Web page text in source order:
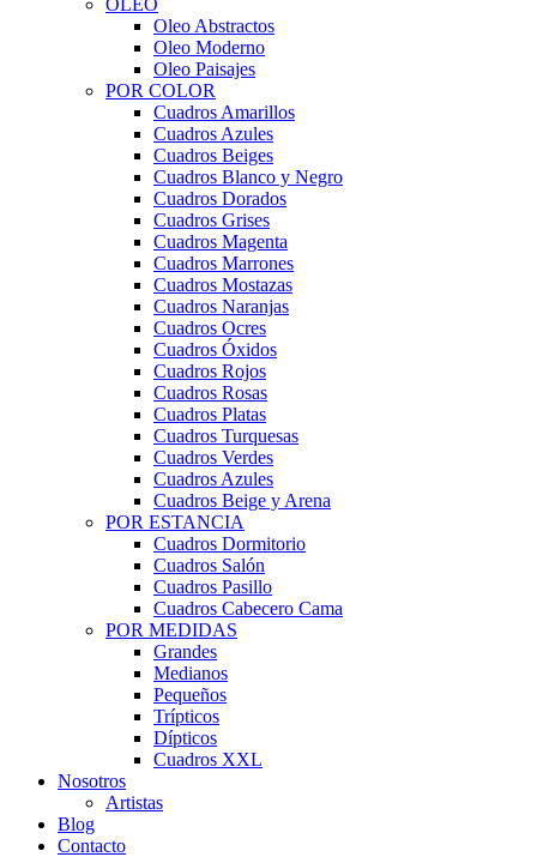
OLEO
Oleo Abstractos
Oleo Moderno
Oleo Paisajes
POR COLOR
Cuadros Amarillos
Cuadros Azules
Cuadros Beiges
Cuadros Blanco y Negro
Cuadros Dorados
Cuadros Grises
Cuadros Magenta
Cuadros Marrones
Cuadros Mostazas
Cuadros Naranjas
Cuadros Ocres
Cuadros Óxidos
Cuadros Rojos
Cuadros Rosas
Cuadros Platas
Cuadros Turquesas
Cuadros Verdes
Cuadros Azules
Cuadros Beige y Arena
POR ESTANCIA
Cuadros Dormitorio
Cuadros Salón
Cuadros Pasillo
Cuadros Cabecero Cama
POR MEDIDAS
Grandes
Medianos
Pequeños
Trípticos
Dípticos
Cuadros XXL
Nosotros
Artistas
Blog
Contacto